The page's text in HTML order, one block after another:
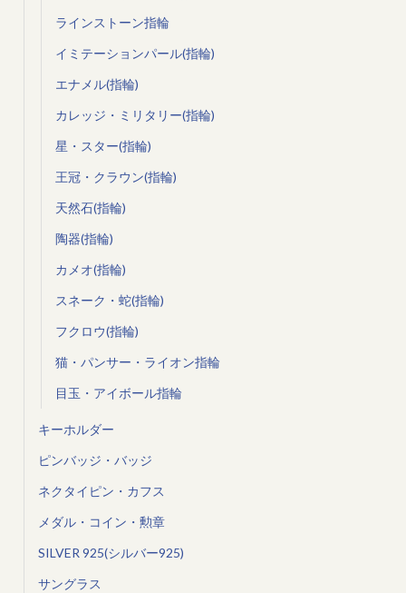
ラインストーン指輪
イミテーションパール(指輪)
エナメル(指輪)
カレッジ・ミリタリー(指輪)
星・スター(指輪)
王冠・クラウン(指輪)
天然石(指輪)
陶器(指輪)
カメオ(指輪)
スネーク・蛇(指輪)
フクロウ(指輪)
猫・パンサー・ライオン指輪
目玉・アイボール指輪
キーホルダー
ピンバッジ・バッジ
ネクタイピン・カフス
メダル・コイン・勲章
SILVER 925(シルバー925)
サングラス